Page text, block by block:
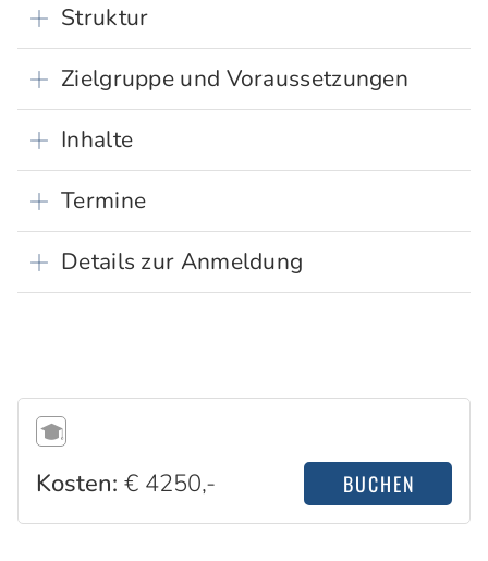
Struktur
Zielgruppe und Voraussetzungen
Inhalte
Termine
Details zur Anmeldung
Kosten: € 4250,- BUCHEN